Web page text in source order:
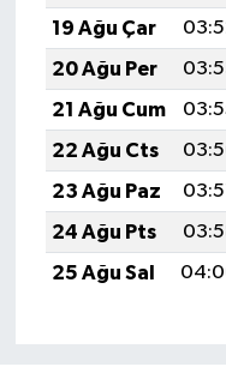
19 Ağu Çar
20 Ağu Per
21 Ağu Cum
22 Ağu Cts
23 Ağu Paz
24 Ağu Pts
25 Ağu Sal